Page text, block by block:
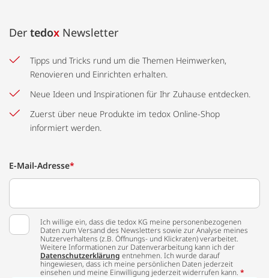
Der tedox Newsletter
Tipps und Tricks rund um die Themen Heimwerken,
Renovieren und Einrichten erhalten.
Neue Ideen und Inspirationen für Ihr Zuhause entdecken.
Zuerst über neue Produkte im tedox Online-Shop
informiert werden.
E-Mail-Adresse*
Ich willige ein, dass die tedox KG meine personenbezogenen
Daten zum Versand des Newsletters sowie zur Analyse meines
Nutzerverhaltens (z.B. Öffnungs- und Klickraten) verarbeitet.
Weitere Informationen zur Datenverarbeitung kann ich der
Datenschutzerklärung entnehmen. Ich wurde darauf
hingewiesen, dass ich meine persönlichen Daten jederzeit
einsehen und meine Einwilligung jederzeit widerrufen kann. *